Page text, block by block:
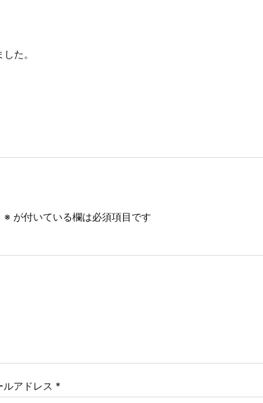
た。
※ が付いている欄は必須項目です
ルアドレス *